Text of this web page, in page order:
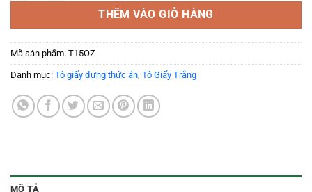
THÊM VÀO GIỎ HÀNG
Mã sản phẩm: T15OZ
Danh mục: Tô giấy đựng thức ăn, Tô Giấy Trắng
MÔ TẢ